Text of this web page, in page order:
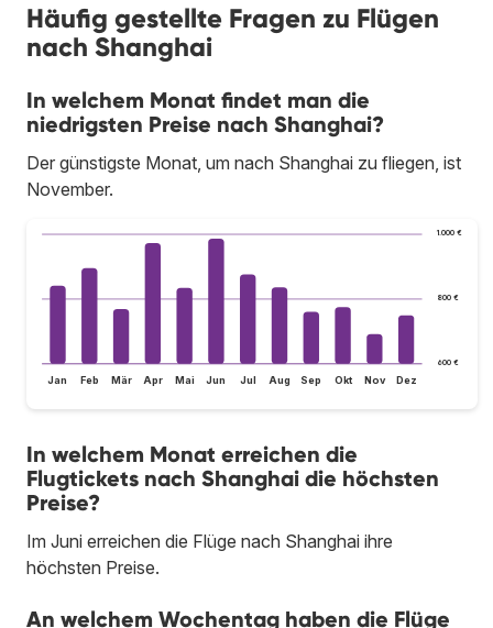
Häufig gestellte Fragen zu Flügen
nach Shanghai
In welchem Monat findet man die
niedrigsten Preise nach Shanghai?
Der günstigste Monat, um nach Shanghai zu fliegen, ist
November.
600 €
800 €
1.000 €
Jan Feb Mär Apr Mai Jun Jul Aug Sep Okt Nov Dez
In welchem Monat erreichen die
Flugtickets nach Shanghai die höchsten
Preise?
Im Juni erreichen die Flüge nach Shanghai ihre
höchsten Preise.
An welchem Wochentag haben die Flüge